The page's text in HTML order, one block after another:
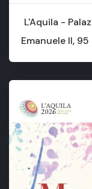
L'Aquila -
Emanuele II, 95